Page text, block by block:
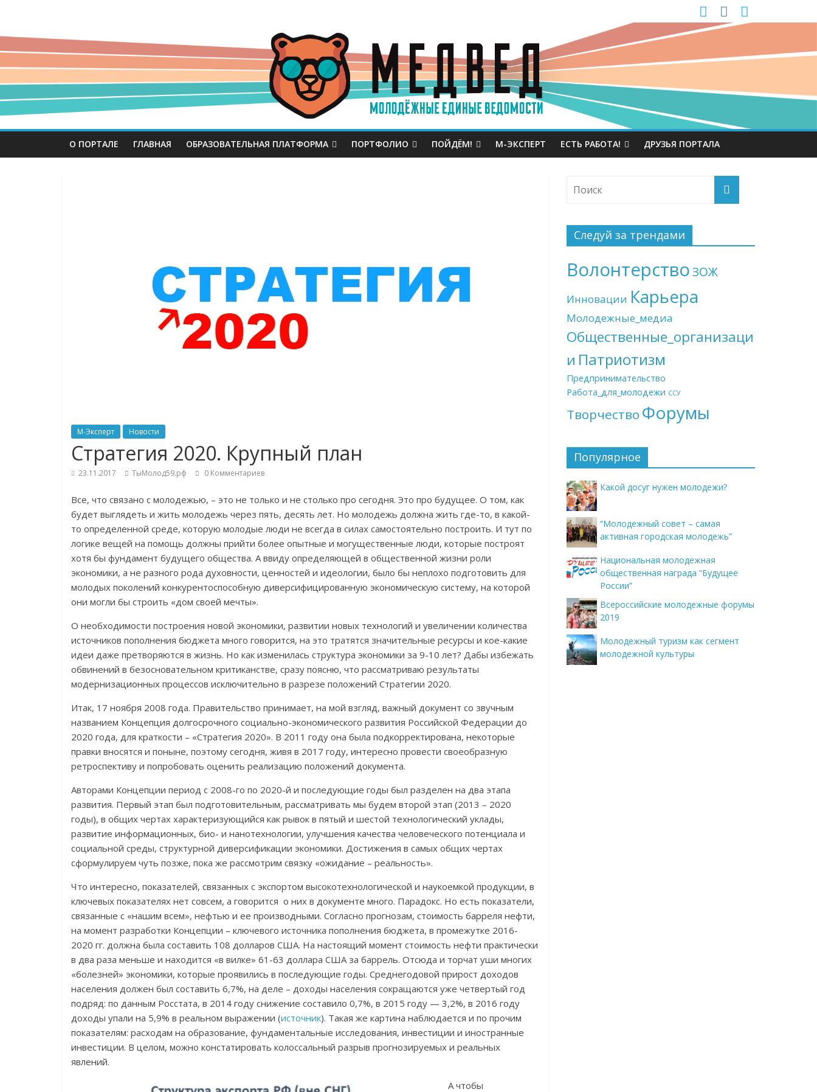
О ПОРТАЛЕ ГЛАВНАЯ ОБРАЗОВАТЕЛЬНАЯ ПЛАТФОРМА ПОРТФОЛИО ПОЙДЁМ! М-ЭКСПЕРТ ЕСТЬ РАБОТА! ДРУЗЬЯ ПОРТАЛА
М-Эксперт Новости
Стратегия 2020. Крупный план
23.11.2017 ТыМолод59.рф 0 Комментариев
Все, что связано с молодежью, – это не только и не столько про сегодня. Это про будущее. О том, как
будет выглядеть и жить молодежь через пять, десять лет. Но молодежь должна жить где-то, в какой-
то определенной среде, которую молодые люди не всегда в силах самостоятельно построить. И тут по
логике вещей на помощь должны прийти более опытные и могущественные люди, которые построят
хотя бы фундамент будущего общества. А ввиду определяющей в общественной жизни роли
экономики, а не разного рода духовности, ценностей и идеологии, было бы неплохо подготовить для
молодых поколений конкурентоспособную диверсифицированную экономическую систему, на которой
они могли бы строить «дом своей мечты».
О необходимости построения новой экономики, развитии новых технологий и увеличении количества
источников пополнения бюджета много говорится, на это тратятся значительные ресурсы и кое-какие
идеи даже претворяются в жизнь. Но как изменилась структура экономики за 9-10 лет? Дабы избежать
обвинений в безосновательном критиканстве, сразу поясню, что рассматриваю результаты
модернизационных процессов исключительно в разрезе положений Стратегии 2020.
Итак, 17 ноября 2008 года. Правительство принимает, на мой взгляд, важный документ со звучным
названием Концепция долгосрочного социально-экономического развития Российской Федерации до
2020 года, для краткости – «Стратегия 2020». В 2011 году она была подкорректирована, некоторые
правки вносятся и поныне, поэтому сегодня, живя в 2017 году, интересно провести своеобразную
ретроспективу и попробовать оценить реализацию положений документа.
Авторами Концепции период с 2008-го по 2020-й и последующие годы был разделен на два этапа
развития. Первый этап был подготовительным, рассматривать мы будем второй этап (2013 – 2020
годы), в общих чертах характеризующийся как рывок в пятый и шестой технологический уклады,
развитие информационных, био- и нанотехнологии, улучшения качества человеческого потенциала и
социальной среды, структурной диверсификации экономики. Достижения в самых общих чертах
сформулируем чуть позже, пока же рассмотрим связку «ожидание – реальность».
Что интересно, показателей, связанных с экспортом высокотехнологической и наукоемкой продукции, в
ключевых показателях нет совсем, а говорится о них в документе много. Парадокс. Но есть показатели,
связанные с «нашим всем», нефтью и ее производными. Согласно прогнозам, стоимость барреля нефти,
на момент разработки Концепции – ключевого источника пополнения бюджета, в промежутке 2016-
2020 гг. должна была составить 108 долларов США. На настоящий момент стоимость нефти практически
в два раза меньше и находится «в вилке» 61-63 доллара США за баррель. Отсюда и торчат уши многих
«болезней» экономики, которые проявились в последующие годы. Среднегодовой прирост доходов
населения должен был составить 6,7%, на деле – доходы населения сокращаются уже четвертый год
подряд: по данным Росстата, в 2014 году снижение составило 0,7%, в 2015 году — 3,2%, в 2016 году
доходы упали на 5,9% в реальном выражении (источник). Такая же картина наблюдается и по прочим
показателям: расходам на образование, фундаментальные исследования, инвестиции и иностранные
инвестиции. В целом, можно констатировать колоссальный разрыв прогнозируемых и реальных
явлений.
А чтобы
Следуй за трендами
ВолонтерствоЗОЖ
Инновации Карьера
Молодежные_медиа
Общественные_организаци
и Патриотизм
Предпринимательство
Работа_для_молодежи ССУ
Творчество Форумы
Популярное
Какой досуг нужен молодежи?
“Молодежный совет – самая
активная городская молодежь”
Национальная молодежная
общественная награда “Будущее
России”
Всероссийские молодежные форумы
2019
Молодежный туризм как сегмент
молодежной культуры